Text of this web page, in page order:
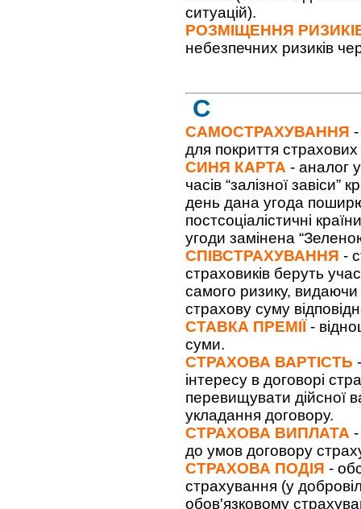
ситуацій).
РОЗМІЩЕННЯ
небезпечних ризиків
С
САМОСТРАХУВАННЯ
для покриття страхових
СИНЯ КАРТА - аналог
часів “залізної
день дана угода
постсоціалістичні
угоди замінена
СПІВСТРАХУВАННЯ -
страховиків беруть
самого ризику, видаючи
страхову суму
СТАВКА ПРЕМІЇ -
суми.
СТРАХОВА ВАРТІСТЬ
інтересу в договорі
перевищувати дійсної
укладання договору.
СТРАХОВА ВИПЛАТА
до умов договору
СТРАХОВА ПОДІЯ -
страхування (у
обов'язковому